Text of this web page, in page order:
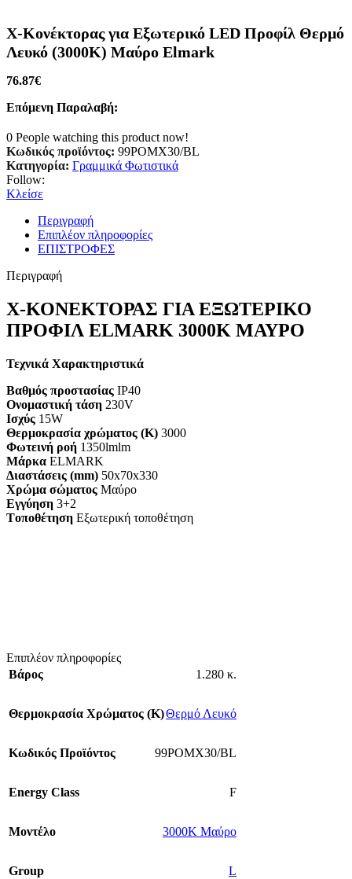
X-Κονέκτορας για Εξωτερικό LED Προφίλ Θερμό
Λευκό (3000K) Μαύρο Elmark
76.87€
Επόμενη Παραλαβή:
0 People watching this product now!
Κωδικός προϊόντος: 99POMX30/BL
Κατηγορία: Γραμμικά Φωτιστικά
Follow:
Κλείσε
Περιγραφή
Επιπλέον πληροφορίες
ΕΠΙΣΤΡΟΦΕΣ
Περιγραφή
X-ΚΟΝΕΚΤΟΡΑΣ ΓΙΑ ΕΞΩΤΕΡΙΚΟ
ΠΡΟΦΙΛ ELMARK 3000K ΜΑΥΡΟ
Τεχνικά Χαρακτηριστικά
Βαθμός προστασίας IP40
Ονομαστική τάση 230V
Ισχύς 15W
Θερμοκρασία χρώματος (K) 3000
Φωτεινή ροή 1350lmlm
Μάρκα ELMARK
Διαστάσεις (mm) 50x70x330
Χρώμα σώματος Μαύρο
Εγγύηση 3+2
Tοποθέτηση Εξωτερική τοποθέτηση
Επιπλέον πληροφορίες
Βάρος
1.280 κ.
Θερμοκρασία Χρώματος (Κ)Θερμό Λευκό
Κωδικός Προϊόντος 99POMX30/BL
Energy Class F
Mοντέλο 3000K Μαύρο
Group
L